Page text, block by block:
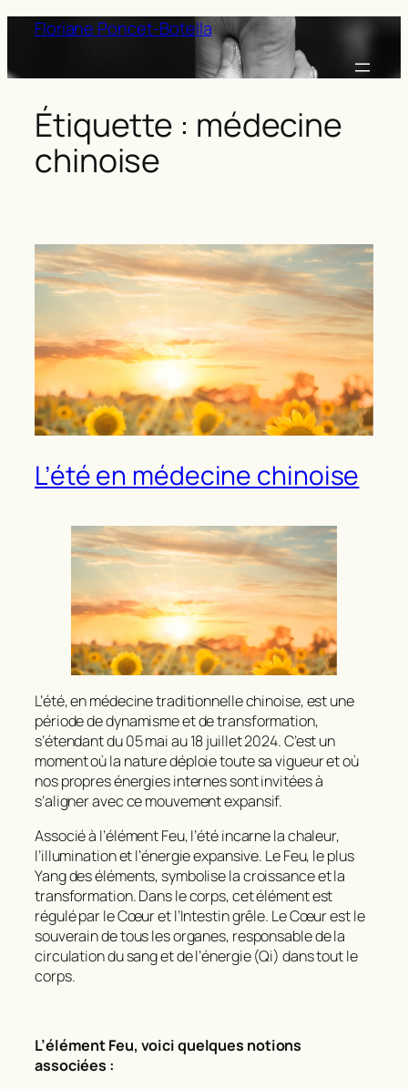
Aller
contenu
Floriane Poncet-Botella
Étiquette : médecine
chinoise
L’été en médecine chinoise
L’été, en médecine traditionnelle chinoise, est une
période de dynamisme et de transformation,
s’étendant du 05 mai au 18 juillet 2024. C’est un
moment où la nature déploie toute sa vigueur et où
nos propres énergies internes sont invitées à
s’aligner avec ce mouvement expansif.
Associé à l’élément Feu, l’été incarne la chaleur,
l’illumination et l’énergie expansive. Le Feu, le plus
Yang des éléments, symbolise la croissance et la
transformation. Dans le corps, cet élément est
régulé par le Cœur et l’Intestin grêle. Le Cœur est le
souverain de tous les organes, responsable de la
circulation du sang et de l’énergie (Qi) dans tout le
corps.
L’élément Feu, voici quelques notions
associées :